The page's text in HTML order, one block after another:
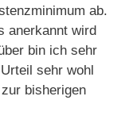
ab.
anerkannt wird
bin ich sehr
sehr wohl
bisherigen